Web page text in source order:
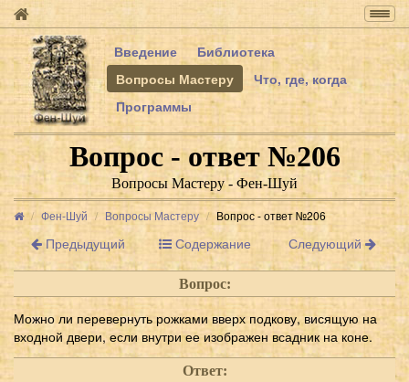
Введение
Библиотека
Вопросы Мастеру
Что, где, когда
Программы
Вопрос - ответ №206
Вопросы Мастеру - Фен-Шуй
Фен-Шуй Вопросы Мастеру Вопрос - ответ №206
Предыдущий Содержание Следующий
Вопрос:
Можно ли перевернуть рожками вверх подкову, висящую на
входной двери, если внутри ее изображен всадник на коне.
Ответ: